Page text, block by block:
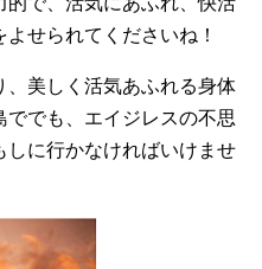
せられてくださいね！
、美しく活気あふれる身体
ででも、エイジレスの不思
に行かなければいけませ